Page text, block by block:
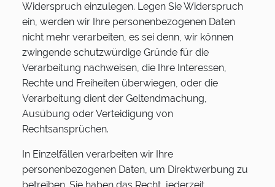
Widerspruch einzulegen. Legen Sie Widerspruch
ein, werden wir Ihre personenbezogenen Daten
nicht mehr verarbeiten, es sei denn, wir können
zwingende schutzwürdige Gründe für die
Verarbeitung nachweisen, die Ihre Interessen,
Rechte und Freiheiten überwiegen, oder die
Verarbeitung dient der Geltendmachung,
Ausübung oder Verteidigung von
Rechtsansprüchen.
In Einzelfällen verarbeiten wir Ihre
personenbezogenen Daten, um Direktwerbung zu